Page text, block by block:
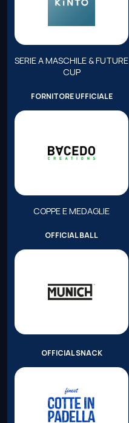
SERIE A MASCHILE & FUTURE
CUP
FORNITORE UFFICIALE
COPPE E MEDAGLIE
OFFICIAL BALL
OFFICIAL SNACK